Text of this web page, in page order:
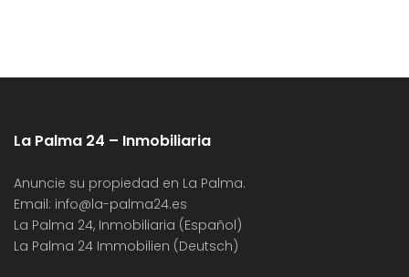
La Palma 24 – Inmobiliaria
Anuncie su propiedad en La Palma.
Email: info@la-palma24.es
La Palma 24, Inmobiliaria (Español)
La Palma 24 Immobilien (Deutsch)